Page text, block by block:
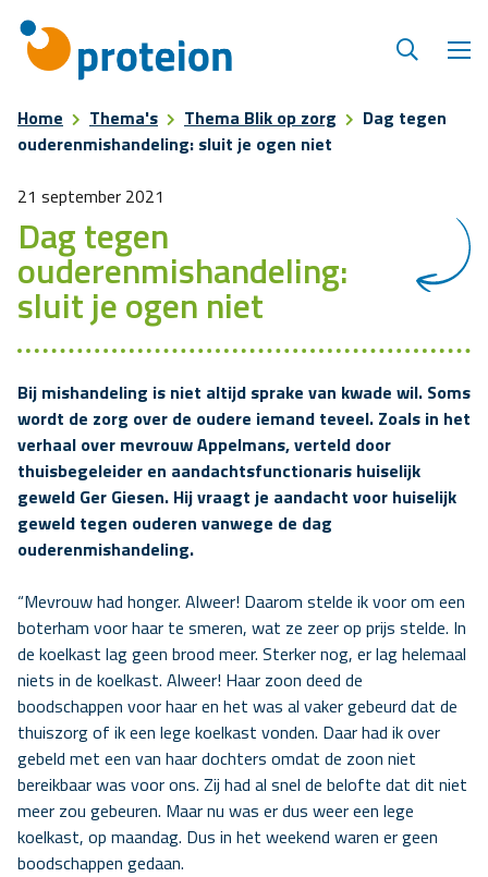
Home Thema's Thema Blik op zorg
Dag tegen
ouderenmishandeling: sluit je ogen niet
21 september 2021
Dag tegen
ouderenmishandeling:
sluit je ogen niet
Bij mishandeling is niet altijd sprake van kwade wil. Soms
wordt de zorg over de oudere iemand teveel. Zoals in het
verhaal over mevrouw Appelmans, verteld door
thuisbegeleider en aandachtsfunctionaris huiselijk
geweld Ger Giesen. Hij vraagt je aandacht voor huiselijk
geweld tegen ouderen vanwege de dag
ouderenmishandeling.
“Mevrouw had honger. Alweer! Daarom stelde ik voor om een
boterham voor haar te smeren, wat ze zeer op prijs stelde. In
de koelkast lag geen brood meer. Sterker nog, er lag helemaal
niets in de koelkast. Alweer! Haar zoon deed de
boodschappen voor haar en het was al vaker gebeurd dat de
thuiszorg of ik een lege koelkast vonden. Daar had ik over
gebeld met een van haar dochters omdat de zoon niet
bereikbaar was voor ons. Zij had al snel de belofte dat dit niet
meer zou gebeuren. Maar nu was er dus weer een lege
koelkast, op maandag. Dus in het weekend waren er geen
boodschappen gedaan.